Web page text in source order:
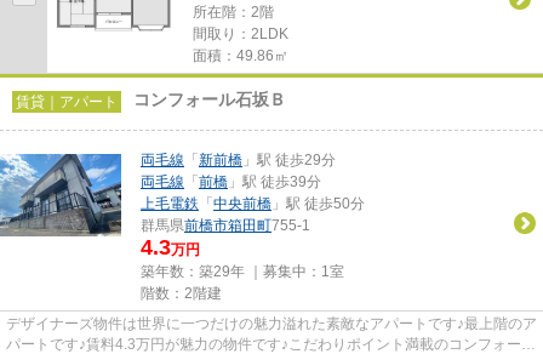
所在階：2階
間取り：2LDK
面積：49.86㎡
賃貸｜アパート コンフォール石坂Ｂ
両毛線 「 新前橋 」駅 徒歩29分
両毛線 「 前橋 」駅 徒歩39分
上毛電鉄 「 中央前橋 」駅 徒歩50分
群馬県前橋市箱田町755-1
4.3万円
築年数：築29年 ｜募集中： 1室
階数：2階建
デザイナーズ物件は世界に一つだけの魅力溢れた素敵なアパートです♪最上階のア
パートです♪賃料4.3万円が魅力の物件です♪こだわりポイント満載のコンフォール